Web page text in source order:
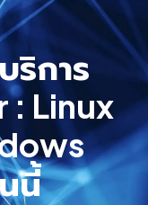
ริการ
: Linux
นี้